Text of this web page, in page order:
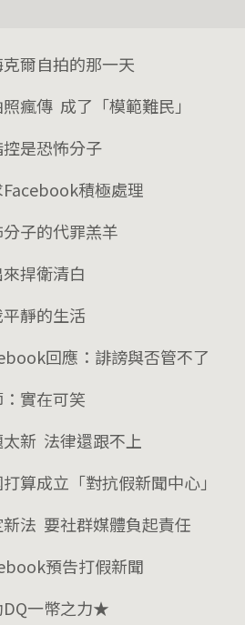
爾自拍的那一天
瘋傳 成了「模範難民」
是恐怖分子
積極處理
子的代罪羔羊
捍衛清白
靜的生活
回應：誹謗與否管不了
實在可笑
新 法律還跟不上
算成立「對抗假新聞中心」
法 要社群媒體負起責任
預告打假新聞
一幣之力★